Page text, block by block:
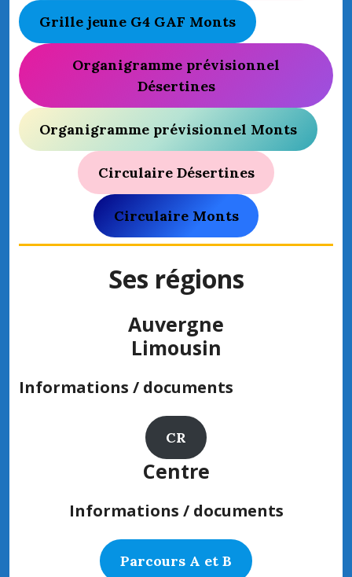
Grille jeune G4 GAF Monts
Organigramme prévisionnel
Désertines
Organigramme prévisionnel Monts
Circulaire Désertines
Circulaire Monts
Ses régions
Auvergne
Limousin
Informations / documents
CR
Centre
Informations / documents
Parcours A et B